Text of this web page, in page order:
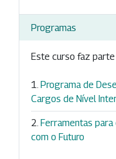
Programas
Este curso faz
Programa de
Cargos de Nível
Ferramentas
com o Futuro